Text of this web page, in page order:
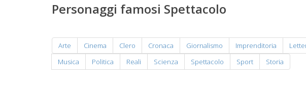
Personaggi famosi Spettacolo
Arte Cinema Clero Cronaca Giornalismo Imprenditoria
Musica
Politica Reali Scienza Spettacolo Sport Storia